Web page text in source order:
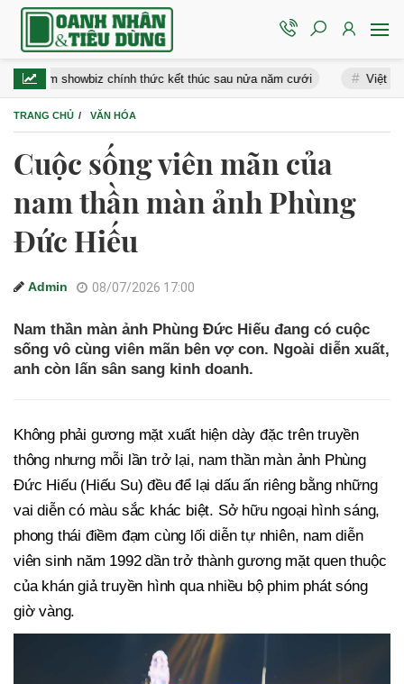
chính thức kết thúc sau nửa năm cưới Việt Nam có 1 nơi
TRANG CHỦ VĂN HÓA
Cuộc sống viên mãn của
nam thần màn ảnh Phùng
Đức Hiếu
Admin 08/07/2026 17:00
Nam thần màn ảnh Phùng Đức Hiếu đang có cuộc
sống vô cùng viên mãn bên vợ con. Ngoài diễn xuất,
anh còn lấn sân sang kinh doanh.
Không phải gương mặt xuất hiện dày đặc trên truyền
thông nhưng mỗi lần trở lại, nam thần màn ảnh Phùng
Đức Hiếu (Hiếu Su) đều để lại dấu ấn riêng bằng những
vai diễn có màu sắc khác biệt. Sở hữu ngoại hình sáng,
phong thái điềm đạm cùng lối diễn tự nhiên, nam diễn
viên sinh năm 1992 dần trở thành gương mặt quen thuộc
của khán giả truyền hình qua nhiều bộ phim phát sóng
giờ vàng.